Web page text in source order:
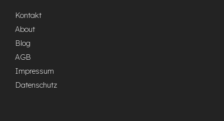
Kontakt
About
Blog
AGB
Impressum
Datenschutz